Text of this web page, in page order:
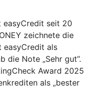
easyCredit seit 20
zeichnete die
easyCredit als
die Note „Sehr gut”.
Award 2025
als „bester